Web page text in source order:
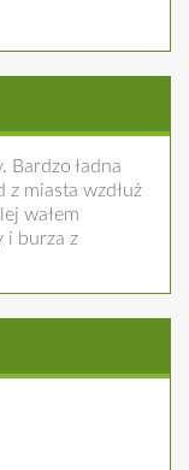
Bardzo ładna
z miasta wzdłuż
wałem
i burza z